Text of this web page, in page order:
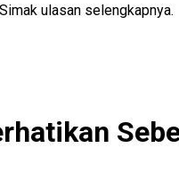
ulasan selengkapnya.